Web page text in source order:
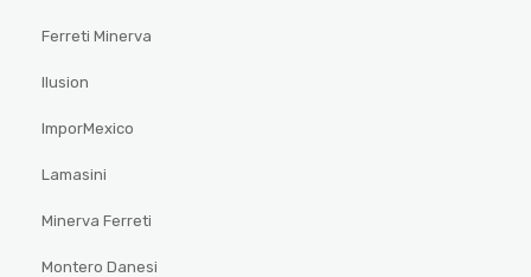
Ferreti Minerva
Ilusion
ImporMexico
Lamasini
Minerva Ferreti
Montero Danesi